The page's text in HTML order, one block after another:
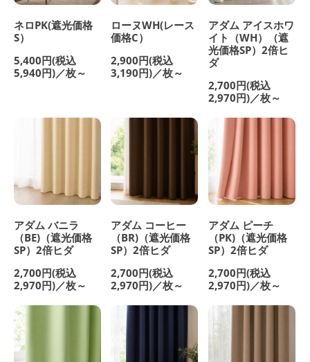
ネロPK(遮光価格
S）
5,400円(税込
5,940円)／枚～
ローヌWH(レース
価格C）
2,900円(税込
3,190円)／枚～
アダム アイスホワ
イト（WH）（遮
光価格SP）2倍ヒ
ダ
2,700円(税込
2,970円)／枚～
アダム バニラ
（BE)（遮光価格
SP）2倍ヒダ
2,700円(税込
2,970円)／枚～
アダム コーヒー
（BR)（遮光価格
SP）2倍ヒダ
2,700円(税込
2,970円)／枚～
アダム ピーチ
（PK)（遮光価格
SP）2倍ヒダ
2,700円(税込
2,970円)／枚～